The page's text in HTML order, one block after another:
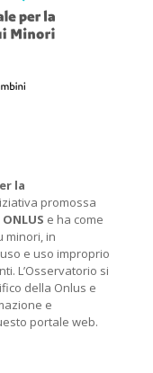
la
promossa
e ha come
minori, in
e uso improprio
L’Osservatorio si
della Onlus e
e
portale web.